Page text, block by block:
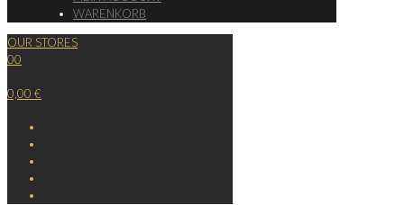
WARENKORB
OUR STORES
00
0,00 €